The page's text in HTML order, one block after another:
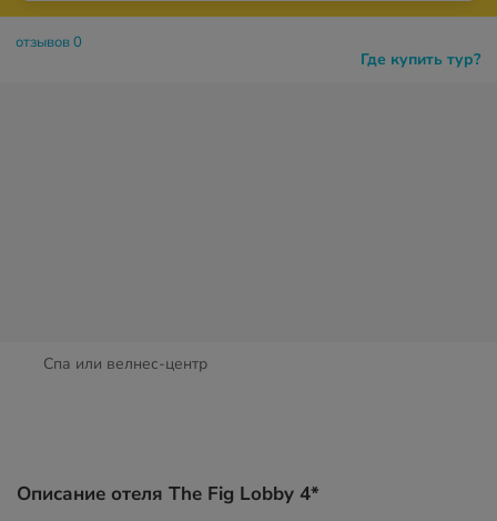
Где купить тур?
отзывов 0
Спа или велнес-центр
Описание отеля The Fig Lobby 4*